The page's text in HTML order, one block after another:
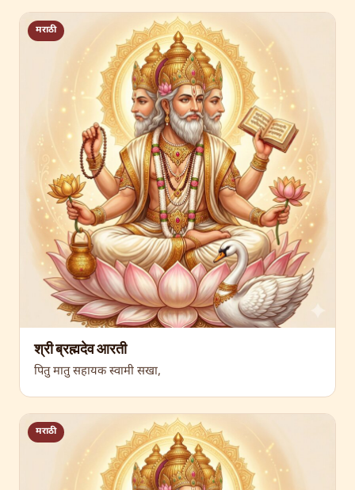
मराठी
श्री ब्रह्मदेव आरती
पितु मातु सहायक स्वामी सखा,
मराठी